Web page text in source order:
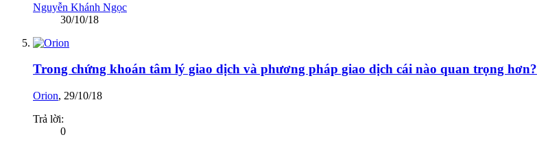
Nguyễn Khánh Ngọc
30/10/18
Trong chứng khoán tâm lý giao dịch và phương pháp giao dịch cái nào quan trọng hơn?
Orion, 29/10/18
Trả lời:
0